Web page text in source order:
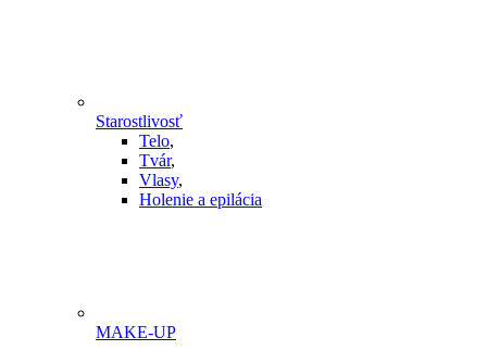
Starostlivosť
Telo,
Tvár,
Vlasy,
Holenie a epilácia
MAKE-UP